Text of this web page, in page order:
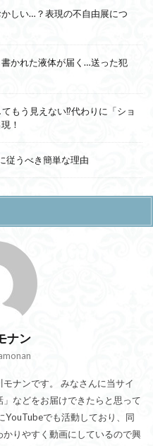
かしい…？表現の不自由展につ
書かれた液体が届く…送った犯
もう見えない⁉代わりに「ショ
！
従うべき簡単な理由
ナン
ナンです。 みなさんに当サイ
などをお届けできたらと思って
YouTubeでも活動しており、同
りやすく動画にしているので興